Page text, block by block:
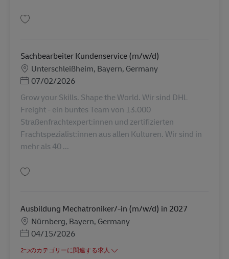
Sachbearbeiter Kundenservice (m/w/d)
勤務地Unterschleißheim, Bayern, Germany
Posted Date
07/02/2026
Grow your Skills. Shape the World. Wir sind DHL
Freight - ein buntes Team von 13.000
Straßenfrachtexpert:innen und zertifizierten
Frachtspezialist:innen aus allen Kulturen. Wir sind in
mehr als 40 ...
Ausbildung Mechatroniker/-in (m/w/d) in 2027
勤務地
Nürnberg, Bayern, Germany
Posted Date
04/15/2026
2つのカテゴリーに関連する求人